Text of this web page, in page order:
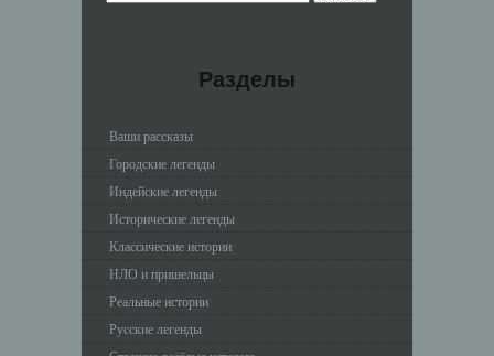
Разделы
Ваши рассказы
Городские легенды
Индейские легенды
Исторические легенды
Классические истории
НЛО и пришельцы
Реальные истории
Русские легенды